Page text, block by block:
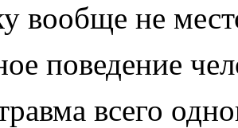
вообще не
поведение
всего